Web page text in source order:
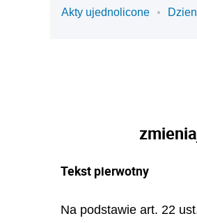
Akty ujednolicone
Tekst pierwotny
Na podstawie art. 22